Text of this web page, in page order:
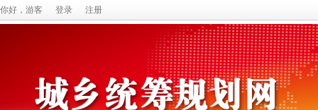
你好，游客 登录 注册